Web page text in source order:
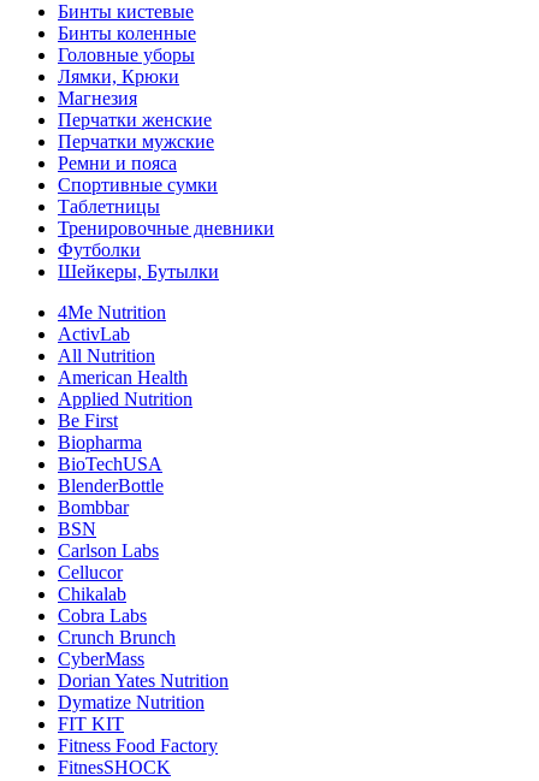
Бинты кистевые
Бинты коленные
Головные уборы
Лямки, Крюки
Магнезия
Перчатки женские
Перчатки мужские
Ремни и пояса
Спортивные сумки
Таблетницы
Тренировочные дневники
Футболки
Шейкеры, Бутылки
4Me Nutrition
ActivLab
All Nutrition
American Health
Applied Nutrition
Be First
Biopharma
BioTechUSA
BlenderBottle
Bombbar
BSN
Carlson Labs
Cellucor
Chikalab
Cobra Labs
Crunch Brunch
CyberMass
Dorian Yates Nutrition
Dymatize Nutrition
FIT KIT
Fitness Food Factory
FitnesSHOCK